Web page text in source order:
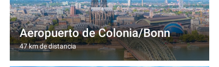
Aeropuerto de Colonia/Bonn
47 km de distancia